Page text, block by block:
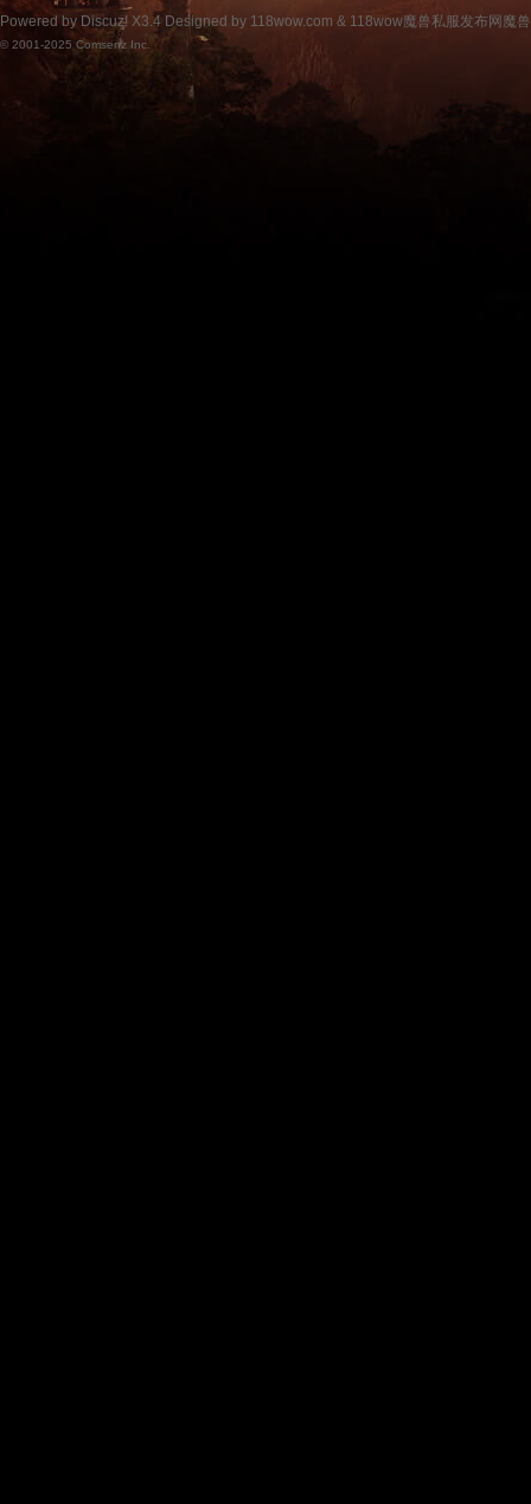
Powered by Discuz! X3.4 Designed by 118wow.com & 118wow魔兽私服发布网魔
© 2001-2025 Comsenz Inc.